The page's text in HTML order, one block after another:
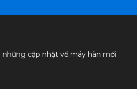
cập nhật về máy hàn mới